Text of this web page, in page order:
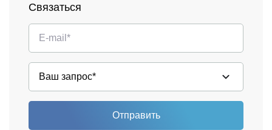
Связаться
Отправить